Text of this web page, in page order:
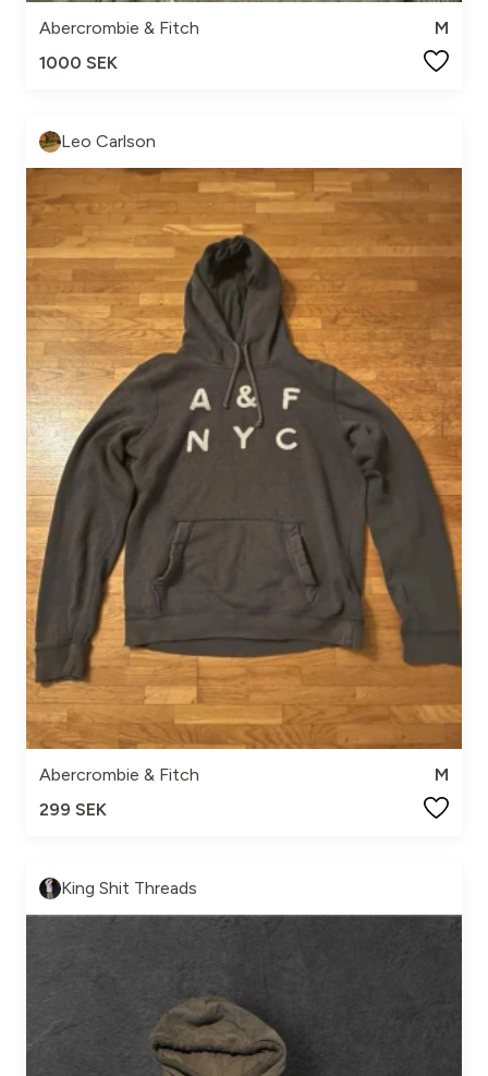
Abercrombie & Fitch
M
1000 SEK
Leo Carlson
Abercrombie & Fitch
M
299 SEK
King Shit Threads